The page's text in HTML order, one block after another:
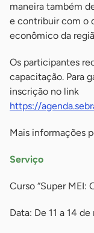
maneira também
e contribuir com o
econômico da
Os participantes
capacitação. Para
inscrição no link
https://
Mais informações
Serviço
Curso “Super MEI:
Data: De 11 a 14